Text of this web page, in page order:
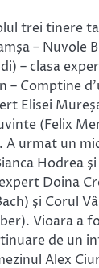
trei tinere
– Nuvole
– clasa
– Comptine
Elisei
(Felix
A urmat un
Hodrea
Doina
şi Corul
Vioara a
de un
Alex